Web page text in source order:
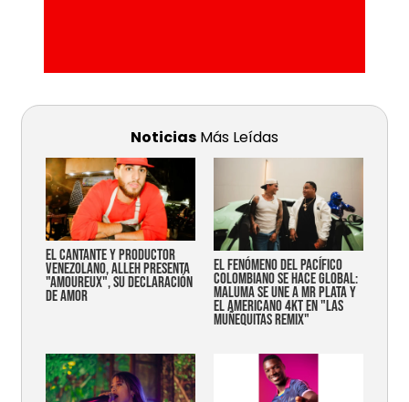
Noticias Más Leídas
EL CANTANTE Y PRODUCTOR
VENEZOLANO, ALLEH PRESENTA
"AMOUREUX", SU DECLARACIÓN
DE AMOR
EL FENÓMENO DEL PACÍFICO
COLOMBIANO SE HACE GLOBAL:
MALUMA SE UNE A MR PLATA Y
EL AMERICANO 4KT EN "LAS
MUÑEQUITAS REMIX"